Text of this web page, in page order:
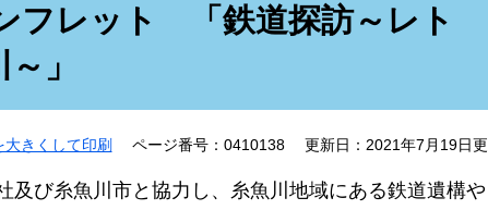
フレット 「鉄道探訪～レト
」
大きくして印刷 ページ番号：0410138 更新日：2021年7月19日
及び糸魚川市と協力し、糸魚川地域にある鉄道遺構や